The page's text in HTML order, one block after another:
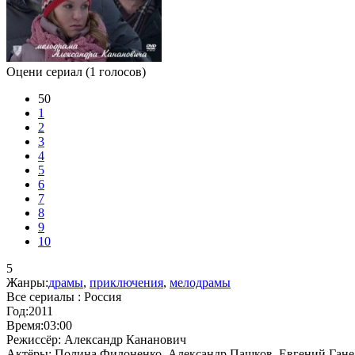
Оцени сериал (1 голосов)
50
1
2
3
4
5
6
7
8
9
10
5
Жанры:драмы, приключения, мелодрамы
Все сериалы : Россия
Год:2011
Время:03:00
Режиссёр: Александр Кананович